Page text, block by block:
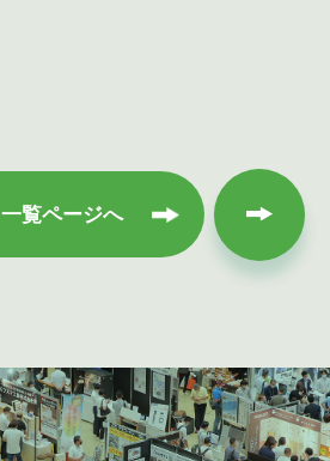
一覧ページへ